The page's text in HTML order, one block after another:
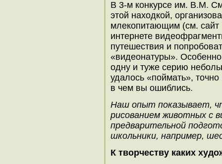
В 3-м конкурсе им. В.М.
этой находкой,
млекопитающим (см.
интернете
путешествия и
«видеонатуры». Особенно
одну и туже серию
удалось «поймать»,
в чем вы ошиблись.
Наш опыт показывает,
рисованием животных с
предварительной
школьники, например,
К творчеству каких